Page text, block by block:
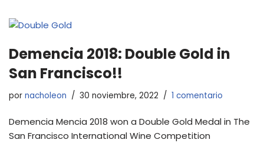
Demencia 2018: Double Gold in
San Francisco!!
por nacholeon 30 noviembre, 2022 1 comentario
Demencia Mencia 2018 won a Double Gold Medal in The
San Francisco International Wine Competition